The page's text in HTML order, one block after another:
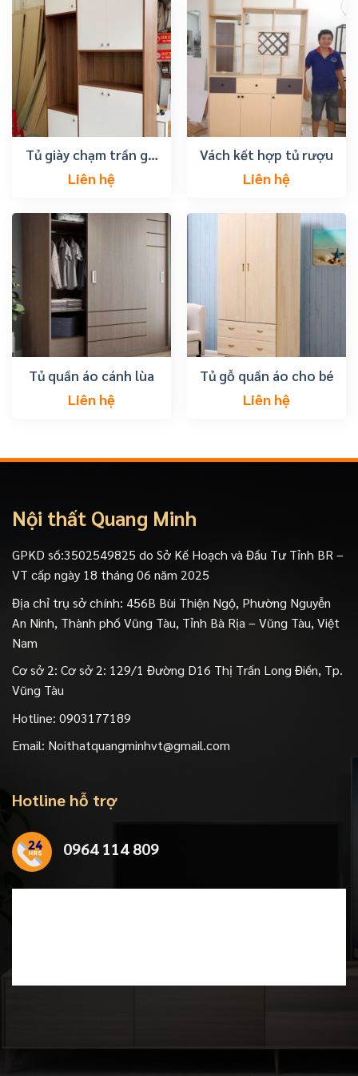
Tủ giày chạm trần giá
rẻ tại tp vũng tàu
Liên hệ
Vách kết hợp tủ rượu
Liên hệ
Tủ quần áo cánh lùa
Liên hệ
Tủ gỗ quần áo cho bé
Liên hệ
Nội thất Quang Minh
GPKD số:3502549825 do Sở Kế Hoạch và Đầu Tư Tỉnh BR –
VT cấp ngày 18 tháng 06 năm 2025
Địa chỉ trụ sở chính: 456B Bùi Thiện Ngộ, Phường Nguyễn
An Ninh, Thành phố Vũng Tàu, Tỉnh Bà Rịa – Vũng Tàu, Việt
Nam
Cơ sở 2: Cơ sở 2: 129/1 Đường D16 Thị Trấn Long Điền, Tp.
Vũng Tàu
Hotline: 0903177189
Email: Noithatquangminhvt@gmail.com
Hotline hỗ trợ
0964 114 809